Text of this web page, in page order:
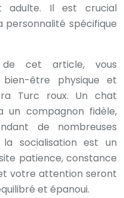
adulte. Il est crucial
personnalité spécifique
cet article, vous
être physique et
Turc roux. Un chat
un compagnon fidèle,
de nombreuses
la socialisation est un
patience, constance
votre attention seront
et épanoui.